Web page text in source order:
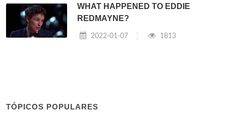
WHAT HAPPENED TO EDDIE
REDMAYNE?
2022-01-07 1813
TÓPICOS POPULARES